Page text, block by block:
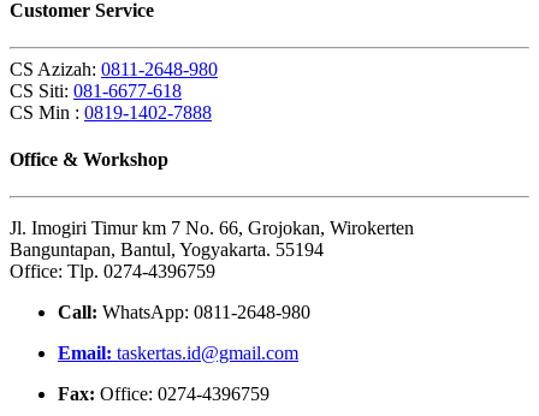
Customer Service
CS Azizah: 0811-2648-980
CS Siti: 081-6677-618
CS Min : 0819-1402-7888
Office & Workshop
Jl. Imogiri Timur km 7 No. 66, Grojokan, Wirokerten
Banguntapan, Bantul, Yogyakarta. 55194
Office: Tlp. 0274-4396759
Call: WhatsApp: 0811-2648-980
Email: taskertas.id@gmail.com
Fax: Office: 0274-4396759